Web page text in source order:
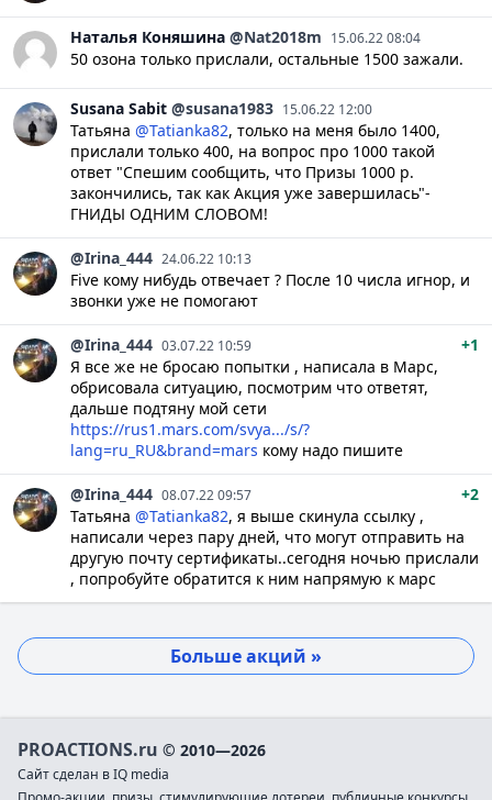
Наталья Коняшина @Nat2018m 15.06.22 08:04
50 озона только прислали, остальные 1500 зажали.
Susana Sabit @susana1983 15.06.22 12:00
Татьяна @Tatianka82, только на меня было 1400,
прислали только 400, на вопрос про 1000 такой
ответ "Спешим сообщить, что Призы 1000 р.
закончились, так как Акция уже завершилась"-
ГНИДЫ ОДНИМ СЛОВОМ!
@Irina_444 24.06.22 10:13
Five кому нибудь отвечает ? После 10 числа игнор, и
звонки уже не помогают
@Irina_444 03.07.22 10:59
+1
Я все же не бросаю попытки , написала в Марс,
обрисовала ситуацию, посмотрим что ответят,
дальше подтяну мой сети
https://rus1.mars.com/svya.../s/?
lang=ru_RU&brand=mars кому надо пишите
@Irina_444 08.07.22 09:57
+2
Татьяна @Tatianka82, я выше скинула ссылку ,
написали через пару дней, что могут отправить на
другую почту сертификаты..сегодня ночью прислали
, попробуйте обратится к ним напрямую к марс
Больше акций »
PROACTIONS.ru © 2010—2026
Сайт сделан в IQ media